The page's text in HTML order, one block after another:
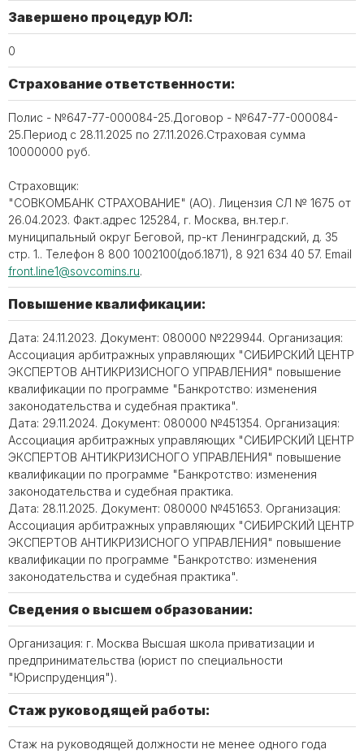
Завершено процедур ЮЛ:
0
Страхование ответственности:
Полис - №647-77-000084-25.Договор - №647-77-000084-
25.Период с 28.11.2025 по 27.11.2026.Страховая сумма
10000000 руб.
Страховщик:
"СОВКОМБАНК СТРАХОВАНИЕ" (АО). Лицензия СЛ № 1675 от
26.04.2023. Факт.адрес 125284, г. Москва, вн.тер.г.
муниципальный округ Беговой, пр-кт Ленинградский, д. 35
стр. 1.. Телефон 8 800 1002100(доб.1871), 8 921 634 40 57. Email
front.line1@sovcomins.ru.
Повышение квалификации:
Дата: 24.11.2023. Документ: 080000 №229944. Организация:
Ассоциация арбитражных управляющих "СИБИРСКИЙ ЦЕНТР
ЭКСПЕРТОВ АНТИКРИЗИСНОГО УПРАВЛЕНИЯ" повышение
квалификации по программе "Банкротство: изменения
законодательства и судебная практика".
Дата: 29.11.2024. Документ: 080000 №451354. Организация:
Ассоциация арбитражных управляющих "СИБИРСКИЙ ЦЕНТР
ЭКСПЕРТОВ АНТИКРИЗИСНОГО УПРАВЛЕНИЯ" повышение
квалификации по программе "Банкротство: изменения
законодательства и судебная практика.
Дата: 28.11.2025. Документ: 080000 №451653. Организация:
Ассоциация арбитражных управляющих "СИБИРСКИЙ ЦЕНТР
ЭКСПЕРТОВ АНТИКРИЗИСНОГО УПРАВЛЕНИЯ" повышение
квалификации по программе "Банкротство: изменения
законодательства и судебная практика".
Сведения о высшем образовании:
Организация: г. Москва Высшая школа приватизации и
предпринимательства (юрист по специальности
"Юриспруденция").
Стаж руководящей работы:
Стаж на руководящей должности не менее одного года